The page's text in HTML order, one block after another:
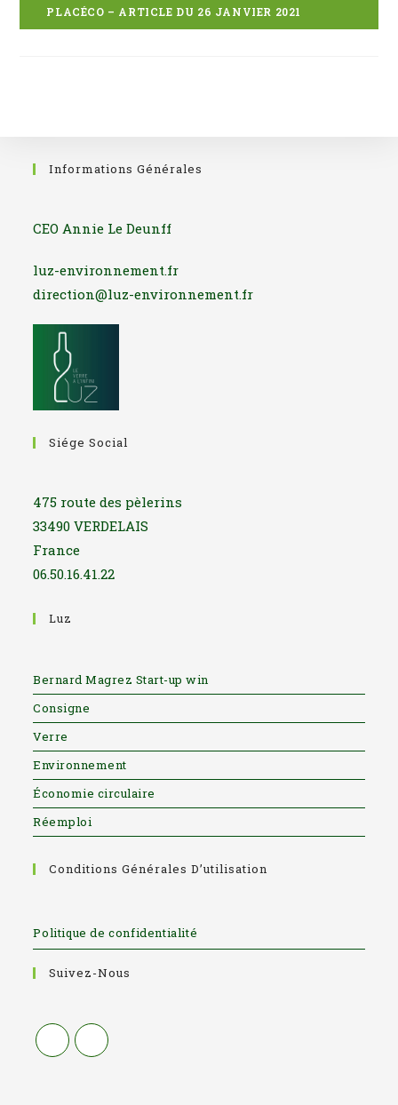
PLACÉCO – ARTICLE DU 26 JANVIER 2021
Informations Générales
CEO Annie Le Deunff
luz-environnement.fr
direction@luz-environnement.fr
Siége Social
475 route des pèlerins
33490 VERDELAIS
France
06.50.16.41.22
Luz
Bernard Magrez Start-up win
Consigne
Verre
Environnement
Économie circulaire
Réemploi
Conditions Générales D’utilisation
Politique de confidentialité
Suivez-Nous